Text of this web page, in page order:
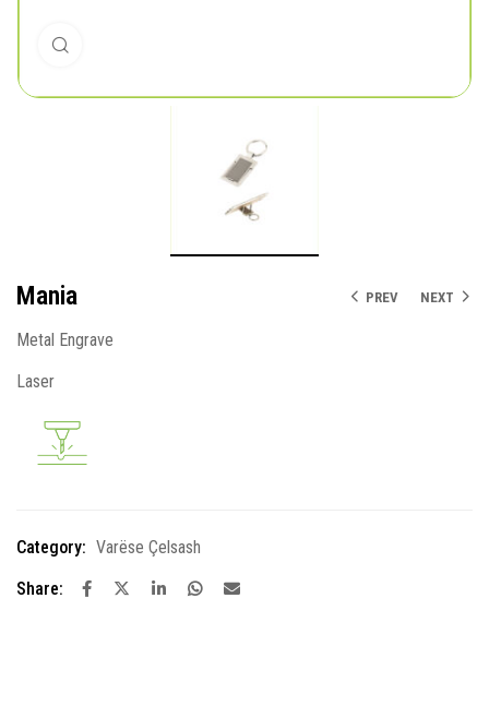
PREV NEXT
Mania
Metal Engrave
Laser
Category: Varëse Çelsash
Share: